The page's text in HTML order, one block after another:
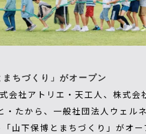
ちづくり」がオープン
会社アトリエ・天工人、株式会
たから、一般社団法人ウェル
山下保博とまちづくり」がオー